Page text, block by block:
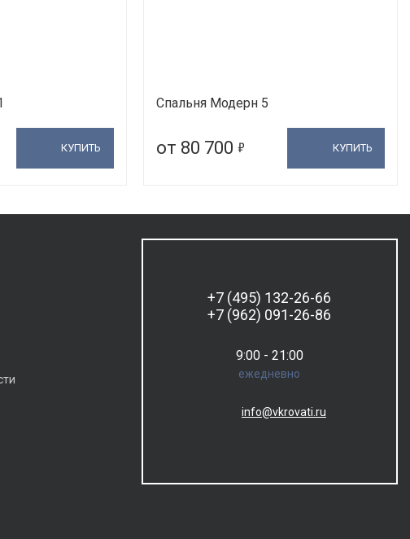
КУПИТЬ
Спальня Модерн 5
от 80 700 5 КУПИТЬ
+7 (495) 132-26-66
+7 (962) 091-26-86
9:00 - 21:00
ежедневно
info@vkrovati.ru